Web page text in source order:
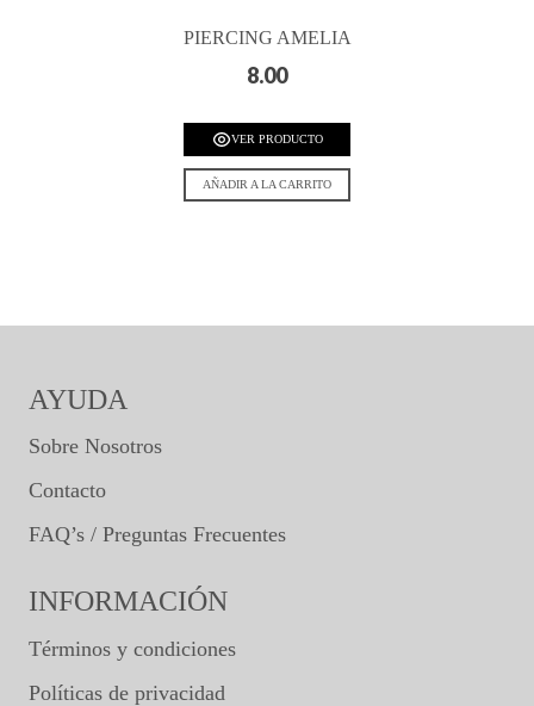
PIERCING AMELIA
8.00
VER PRODUCTO
AÑADIR A LA CARRITO
AYUDA
Sobre Nosotros
Contacto
FAQ’s / Preguntas Frecuentes
INFORMACIÓN
Términos y condiciones
Políticas de privacidad